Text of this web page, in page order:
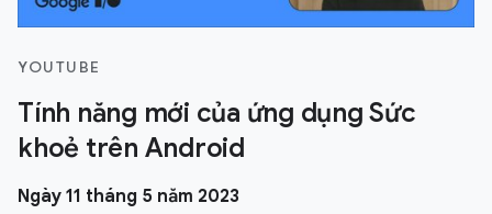
YOUTUBE
Tính năng mới của ứng dụng Sức
khoẻ trên Android
Ngày 11 tháng 5 năm 2023